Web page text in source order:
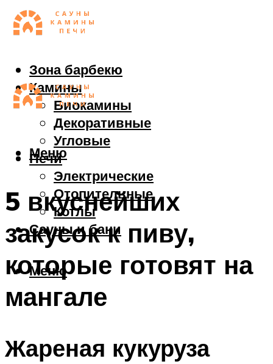
Зона барбекю
Камины
Биокамины
Декоративные
Угловые
Печи
Электрические
Отопительные
Котлы
Сауны и бани
Меню
Меню
5 вкуснейших
закусок к пиву,
которые готовят на
мангале
Жареная кукуруза